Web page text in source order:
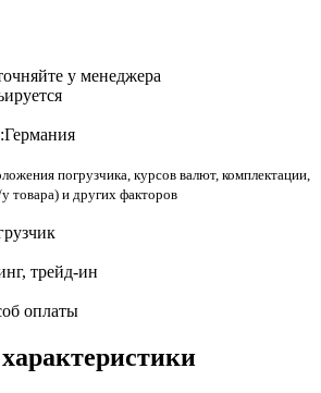
у менеджера
Германия
погрузчика, курсов валют, комплектации,
товара) и других факторов
трейд-ин
оплаты